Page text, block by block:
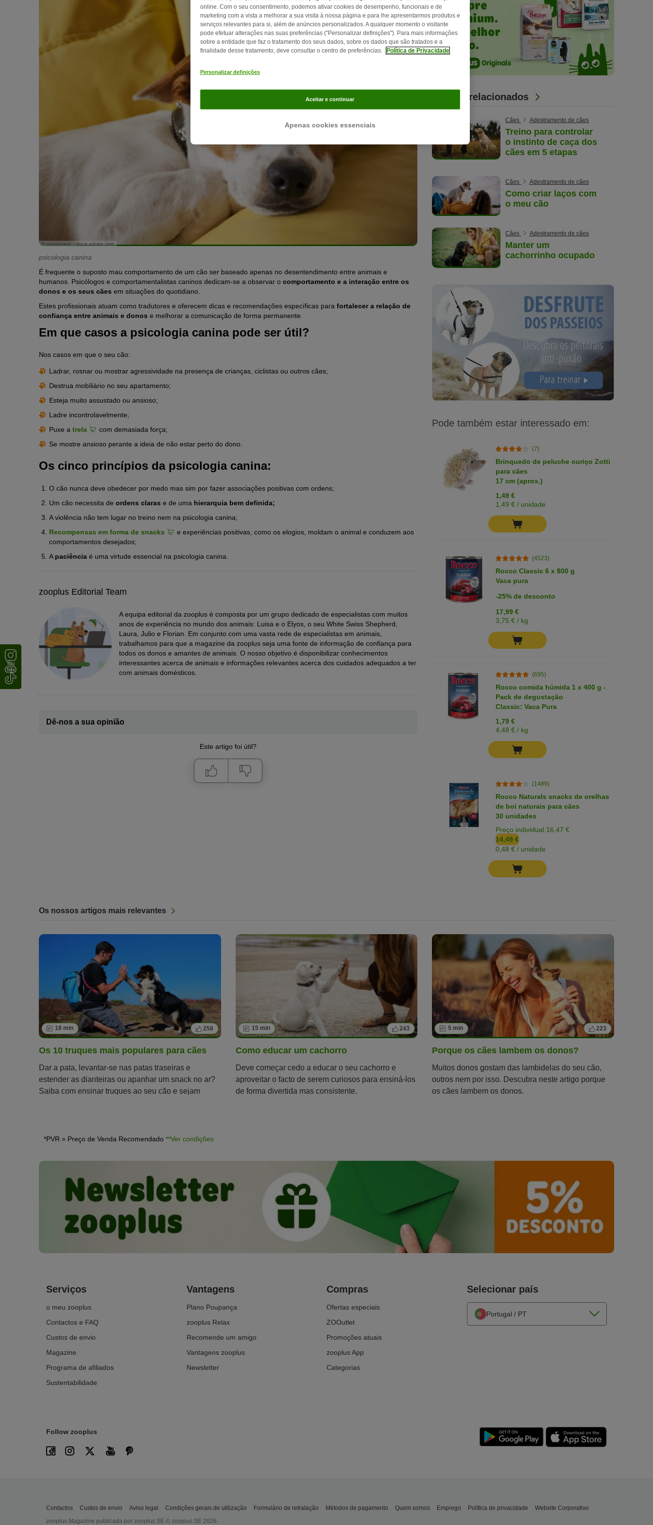
© andreinanc / stock.adobe.com
psicologia canina
É frequente o suposto mau comportamento de um cão ser baseado apenas no desentendimento entre animais e
humanos. Psicólogos e comportamentalistas caninos dedicam-se a observar o comportamento e a interação entre os
donos e os seus cães em situações do quotidiano.
Estes profissionais atuam como tradutores e oferecem dicas e recomendações específicas para fortalecer a relação de
confiança entre animais e donos e melhorar a comunicação de forma permanente.
Em que casos a psicologia canina pode ser útil?
Nos casos em que o seu cão:
Ladrar, rosnar ou mostrar agressividade na presença de crianças, ciclistas ou outros cães;
Destrua mobiliário no seu apartamento;
Esteja muito assustado ou ansioso;
Ladre incontrolavelmente;
Puxe a trela
com demasiada força;
Se mostre ansioso perante a ideia de não estar perto do dono.
Os cinco princípios da psicologia canina:
O cão nunca deve obedecer por medo mas sim por fazer associações positivas com ordens;
Um cão necessita de ordens claras e de uma hierarquia bem definida;
A violência não tem lugar no treino nem na psicologia canina;
Recompensas em forma de snacks
e experiências positivas, como os elogios, moldam o animal e conduzem aos
comportamentos desejados;
A paciência é uma virtude essencial na psicologia canina.
zooplus Editorial Team
A equipa editorial da zooplus é composta por um grupo dedicado de especialistas com muitos
anos de experiência no mundo dos animais: Luisa e o Elyos, o seu White Swiss Shepherd,
Laura, Julio e Florian. Em conjunto com uma vasta rede de especialistas em animais,
trabalhamos para que a magazine da zooplus seja uma fonte de informação de confiança para
todos os donos e amantes de animais. O nosso objetivo é disponibilizar conhecimentos
interessantes acerca de animais e informações relevantes acerca dos cuidados adequados a ter
com animais domésticos.
Dê-nos a sua opinião
Este artigo foi útil?
Artigos relacionados
Cães Adestramento de cães
Treino para controlar
o instinto de caça dos
cães em 5 etapas
Cães Adestramento de cães
Como criar laços com
o meu cão
Cães Adestramento de cães
Manter um
cachorrinho ocupado
Pode também estar interessado em:
(7)
Brinquedo de peluche ouriço Zotti
para cães
17 cm (aprox.)
1,49 €
1,49 € / unidade
(4523)
Rocco Classic 6 x 800 g
Vaca pura
-25% de desconto
17,99 €
3,75 € / kg
(695)
Rocco comida húmida 1 x 400 g -
Pack de degustação
Classic: Vaca Pura
1,79 €
4,48 € / kg
(1489)
Rocco Naturals snacks de orelhas
de boi naturais para cães
30 unidades
Preço individual 16,47 €
14,49 €
0,48 € / unidade
Os nossos artigos mais relevantes
18 min 258
Os 10 truques mais populares para cães
Dar a pata, levantar-se nas patas traseiras e
estender as dianteiras ou apanhar um snack no ar?
Saiba com ensinar truques ao seu cão e sejam
15 min 243
Como educar um cachorro
Deve começar cedo a educar o seu cachorro e
aproveitar o facto de serem curiosos para ensiná-los
de forma divertida mas consistente.
5 min 223
Porque os cães lambem os donos?
Muitos donos gostam das lambidelas do seu cão,
outros nem por isso. Descubra neste artigo porque
os cães lambem os donos.
*PVR = Preço de Venda Recomendado **Ver condições
Serviços
o meu zooplus
Contactos e FAQ
Custos de envio
Magazine
Programa de afiliados
Sustentabilidade
Vantagens
Plano Poupança
zooplus Relax
Recomende um amigo
Vantagens zooplus
Newsletter
Compras
Ofertas especiais
ZOOutlet
Promoções atuais
zooplus App
Categorias
Selecionar país
Portugal / PT
Follow zooplus
Contactos Custos de envio Aviso legal Condições gerais de utilização Formulário de retratação Métodos de pagamento Quem somos Emprego Política de privacidade
Website Corporativo
zooplus Magazine publicada por zooplus SE © zooplus SE 2026
online. Com o seu consentimento, podemos ativar cookies de desempenho, funcionais e de
marketing com a vista a melhorar a sua visita à nossa página e para lhe apresentarmos produtos e
serviços relevantes para si, além de anúncios personalizados. A qualquer momento o visitante
pode efetuar alterações nas suas preferências ("Personalizar definições"). Para mais informações
sobre a entidade que faz o tratamento dos seus dados, sobre os dados que são tratados e a
finalidade desse tratamento, deve consultar o centro de preferências.
Política de Privacidade
Personalizar definições
Apenas cookies essenciais
Aceitar e continuar